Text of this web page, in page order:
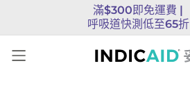
滿$300即免運費 |
呼吸道快測低至65折